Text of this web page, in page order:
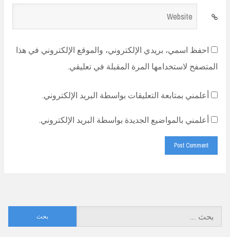
Website
احفظ اسمي، بريدي الإلكتروني، والموقع الإلكتروني في هذا
المتصفح لاستخدامها المرة المقبلة في تعليقي.
أعلمني بمتابعة التعليقات بواسطة البريد الإلكتروني.
أعلمني بالمواضيع الجديدة بواسطة البريد الإلكتروني.
عن: